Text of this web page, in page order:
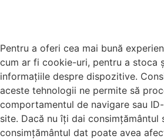
Pentru a oferi cea mai bună
cum ar fi cookie-uri, pentru a stoca
informațiile despre dispozitive.
aceste tehnologii ne permite să
comportamentul de navigare sau
site. Dacă nu îți dai consimțământul
consimțământul dat poate avea